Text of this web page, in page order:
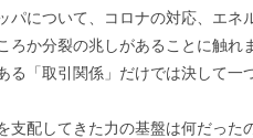
パについて、コロナの対応、エネ
か分裂の兆しがあることに触れ
る「取引関係」だけでは決して一
配してきた力の基盤は何だった